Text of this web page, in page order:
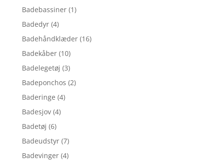
Badebassiner (1)
Badedyr (4)
Badehåndklæder (16)
Badekåber (10)
Badelegetøj (3)
Badeponchos (2)
Baderinge (4)
Badesjov (4)
Badetøj (6)
Badeudstyr (7)
Badevinger (4)